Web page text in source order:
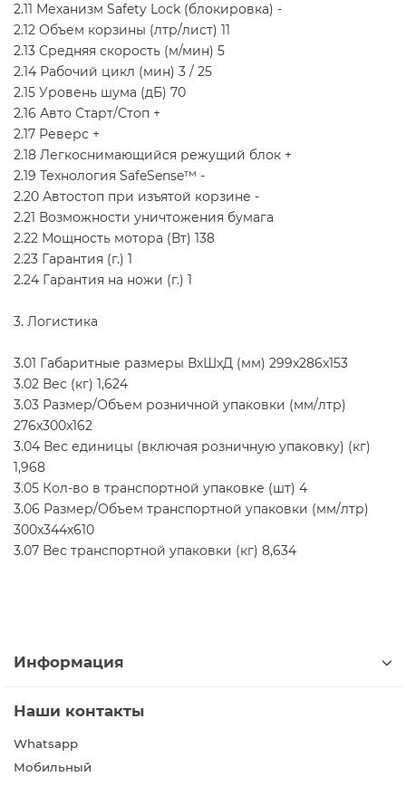
2.11 Механизм Safety Lock (блокировка) -
2.12 Объем корзины (лтр/лист) 11
2.13 Средняя скорость (м/мин) 5
2.14 Рабочий цикл (мин) 3 / 25
2.15 Уровень шума (дБ) 70
2.16 Авто Старт/Стоп +
2.17 Реверс +
2.18 Легкоснимающийся режущий блок +
2.19 Технология SafeSense™ -
2.20 Автостоп при изъятой корзине -
2.21 Возможности уничтожения бумага
2.22 Мощность мотора (Вт) 138
2.23 Гарантия (г.) 1
2.24 Гарантия на ножи (г.) 1
3. Логистика
3.01 Габаритные размеры ВxШxД (мм) 299x286x153
3.02 Вес (кг) 1,624
3.03 Размер/Объем розничной упаковки (мм/лтр)
276x300x162
3.04 Вес единицы (включая розничную упаковку) (кг)
1,968
3.05 Кол-во в транспортной упаковке (шт) 4
3.06 Размер/Объем транспортной упаковки (мм/лтр)
300x344x610
3.07 Вес транспортной упаковки (кг) 8,634
Информация
Наши контакты
Whatsapp
Мобильный